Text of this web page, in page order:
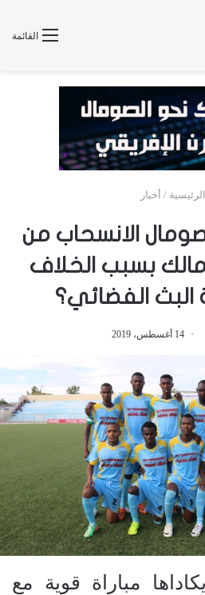
القائمة
الرئيسية / أخبار
الانسحاب من
بسبب الخلاف
الفضائي؟
14 أغسطس، 2019
مباراة قوية مع